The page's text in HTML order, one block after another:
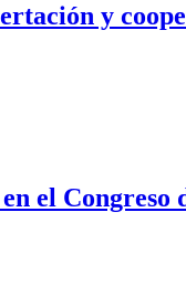
y
el Congreso